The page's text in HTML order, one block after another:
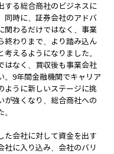
する総合商社のビジネスに
同時に、証券会社のアドバ
関わるだけではなく、事業
終わりまで、より踏み込ん
考えるようになりました。
はなく、買収後も事業会社
。9年間金融機関でキャリア
ように新しいステージに挑
が強くなり、総合商社への
た会社に対して資金を出す
社に入り込み、会社のバリ